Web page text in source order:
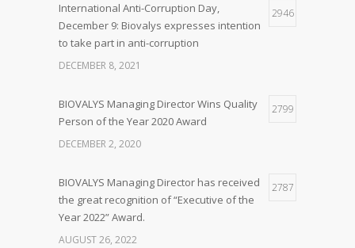
International Anti-Corruption Day,
December 9: Biovalys expresses intention
to take part in anti-corruption
2946
DECEMBER 8, 2021
BIOVALYS Managing Director Wins Quality
Person of the Year 2020 Award
2799
DECEMBER 2, 2020
BIOVALYS Managing Director has received
the great recognition of “Executive of the
Year 2022” Award.
2787
AUGUST 26, 2022